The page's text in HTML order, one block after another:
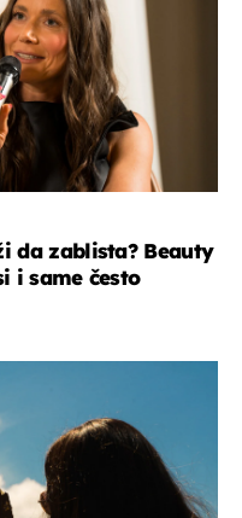
da zablista? Beauty
i same često